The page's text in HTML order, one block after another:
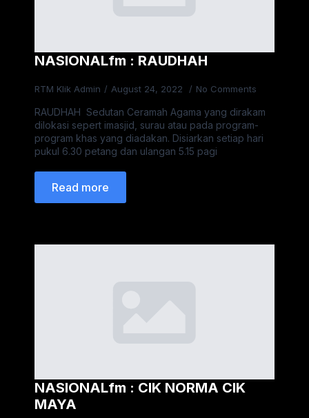
NASIONALfm : RAUDHAH
RTM Klik Admin August 24, 2022 No Comments
RAUDHAH Sedutan Ceramah Agama yang dirakam
dilokasi sepert imasjid, surau atau pada program-
program khas yang diadakan. Disiarkan setiap hari
pukul 6.30 petang dan ulangan 5.15 pagi
Read more
NASIONALfm : CIK NORMA CIK
MAYA